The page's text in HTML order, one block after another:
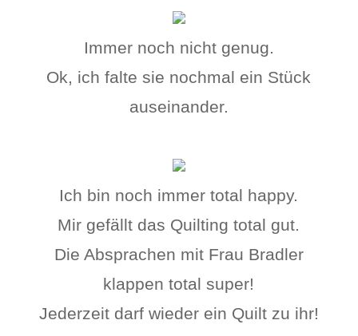
Immer noch nicht genug.
Ok, ich falte sie nochmal ein Stück
auseinander.
Ich bin noch immer total happy.
Mir gefällt das Quilting total gut.
Die Absprachen mit Frau Bradler
klappen total super!
Jederzeit darf wieder ein Quilt zu ihr!